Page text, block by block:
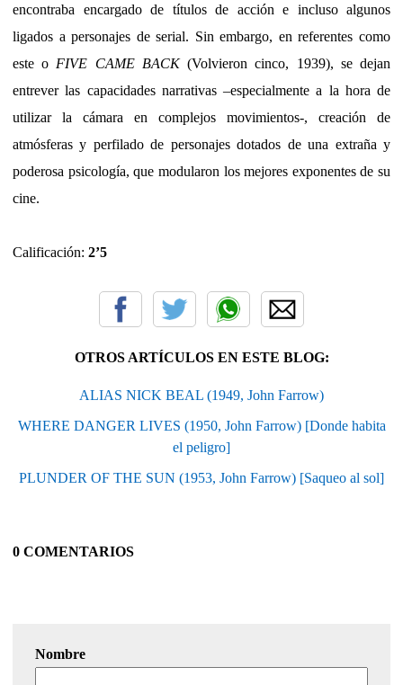
encontraba encargado de títulos de acción e incluso algunos
ligados a personajes de serial. Sin embargo, en referentes como
este o FIVE CAME BACK(Volvieron cinco, 1939), se dejan
entrever las capacidades narrativas –especialmente a la hora de
utilizar la cámara en complejos movimientos-, creación de
atmósferas y perfilado de personajes dotados de una extraña y
poderosa psicología, que modularon los mejores exponentes de su
cine.
Calificación: 2’5
OTROS ARTÍCULOS EN ESTE BLOG:
ALIAS NICK BEAL (1949, John Farrow)
WHERE DANGER LIVES (1950, John Farrow) [Donde habita
el peligro]
PLUNDER OF THE SUN (1953, John Farrow) [Saqueo al sol]
0 COMENTARIOS
Nombre